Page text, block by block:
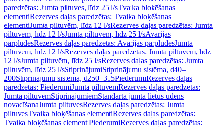
paredzētas: Jumta piltuves, līdz 25 l/sTvaika bloķēšanas
elementiRezerves daļas paredzētas: Tvaika bloķēšanas
elementiJumta piltuvēm, līdz 12 l/sRezerves daļas paredzētas: Jumta
piltuvēm, līdz 12 l/sJumta piltuvēm, līdz 25 l/sAvārijas
pārplūdesRezerves daļas paredzētas: Avārijas pārplūdesJumta
piltuvēm, līdz 12 l/sRezerves daļas paredzētas: Jumta piltuvēm, līdz
12 l/sJumta piltuvēm, līdz 25 l/sRezerves daļas paredzētas: Jumta
piltuvēm, līdz 25 l/sStiprinājumiStiprinājumu sistēma, d40–
200Stiprinājumu sistēma, d250–315PiederumiRezerves daļas
paredzētas: PiederumiJumta piltuvēmRezerves daļas paredzētas:
Jumta piltuvēmStiprinājumiemStandarta jumta lietus ūdens
novadīšanaJumta piltuvesRezerves daļas paredzētas: Jumta
piltuvesTvaika bloķēšanas elementiRezerves daļas paredzētas:
Tvaika bloķēšanas elementiPiederumiRezerves daļas paredzētas: